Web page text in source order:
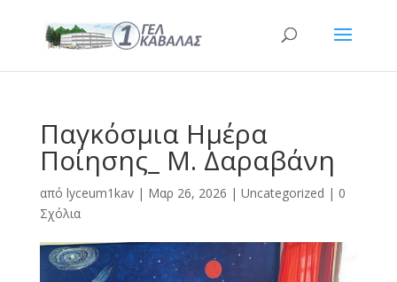
Παγκόσμια Ημέρα
Ποίησης_ Μ. Δαραβάνη
από lyceum1kav| Μαρ 26, 2026 | Uncategorized | 0
Σχόλια